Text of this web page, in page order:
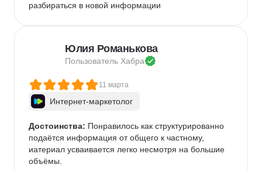
разбираться в новой информации
Юлия Романькова
Пользователь Хабра
11 марта
Интернет-маркетолог
Достоинства: Понравилось как структурированно
подаётся информация от общего к частному,
иатериал усваивается легко несмотря на большие
объёмы.